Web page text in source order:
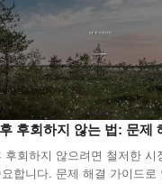
후회하지 않는 법: 문제
후회하지 않으려면 철저한 시
합니다. 문제 해결 가이드로